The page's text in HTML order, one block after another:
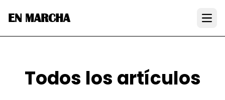
EN MARCHA
Todos los artículos